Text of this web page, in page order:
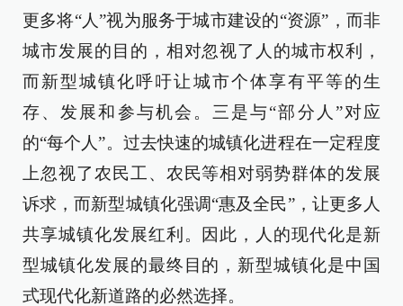
更多将“人”视为服务于城市建设的“资源”，而非
城市发展的目的，相对忽视了人的城市权利，
而新型城镇化呼吁让城市个体享有平等的生
存、发展和参与机会。三是与“部分人”对应
的“每个人”。过去快速的城镇化进程在一定程度
上忽视了农民工、农民等相对弱势群体的发展
诉求，而新型城镇化强调“惠及全民”，让更多人
共享城镇化发展红利。因此，人的现代化是新
型城镇化发展的最终目的，新型城镇化是中国
式现代化新道路的必然选择。